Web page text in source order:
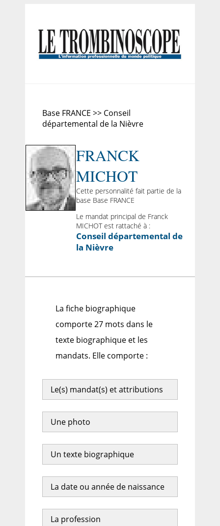
Base FRANCE >> Conseil
départemental de la Nièvre
FRANCK
MICHOT
Cette personnalité fait partie de la
base Base FRANCE
Le mandat principal de Franck
MICHOT est rattaché à :
Conseil départemental de
la Nièvre
La fiche biographique
comporte 27 mots dans le
texte biographique et les
mandats. Elle comporte :
Le(s) mandat(s) et attributions
Une photo
Un texte biographique
La date ou année de naissance
La profession